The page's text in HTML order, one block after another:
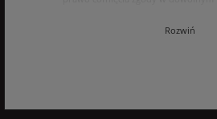
podstawie zgody przed jejRozwiń